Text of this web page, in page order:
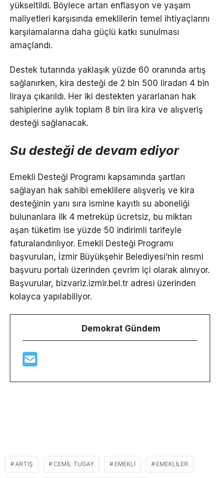
yükseltildi. Böylece artan enflasyon ve yaşam
maliyetleri karşısında emeklilerin temel ihtiyaçlarını
karşılamalarına daha güçlü katkı sunulması
amaçlandı.
Destek tutarında yaklaşık yüzde 60 oranında artış
sağlanırken, kira desteği de 2 bin 500 liradan 4 bin
liraya çıkarıldı. Her iki destekten yararlanan hak
sahiplerine aylık toplam 8 bin lira kira ve alışveriş
desteği sağlanacak.
Su desteği de devam ediyor
Emekli Desteği Programı kapsamında şartları
sağlayan hak sahibi emeklilere alışveriş ve kira
desteğinin yanı sıra ismine kayıtlı su aboneliği
bulunanlara ilk 4 metreküp ücretsiz, bu miktarı
aşan tüketim ise yüzde 50 indirimli tarifeyle
faturalandırılıyor. Emekli Desteği Programı
başvuruları, İzmir Büyükşehir Belediyesi’nin resmi
başvuru portalı üzerinden çevrim içi olarak alınıyor.
Başvurular, bizvariz.izmir.bel.tr adresi üzerinden
kolayca yapılabiliyor.
Demokrat Gündem
ARTIŞ CEMIL TUGAY EMEKLI EMEKLILER